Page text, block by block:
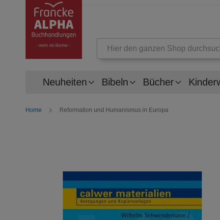
Neuheiten Bibeln Bücher
Home Reformation und Humanismus in Europa